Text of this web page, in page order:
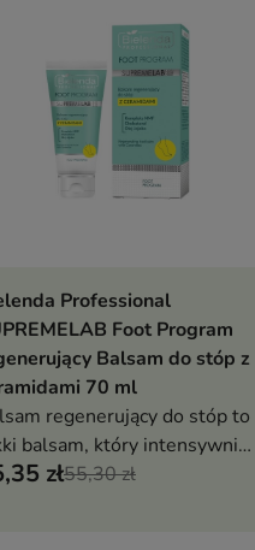
Dodaj do koszyka
Professional
Foot Program
Balsam do stóp z
70 ml
regenerujący do stóp to
balsam, który intensywnie
regeneruje i wzmacnia
zł55,30 zł